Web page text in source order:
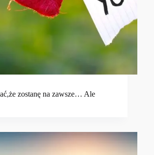
zostanę na zawsze… Ale